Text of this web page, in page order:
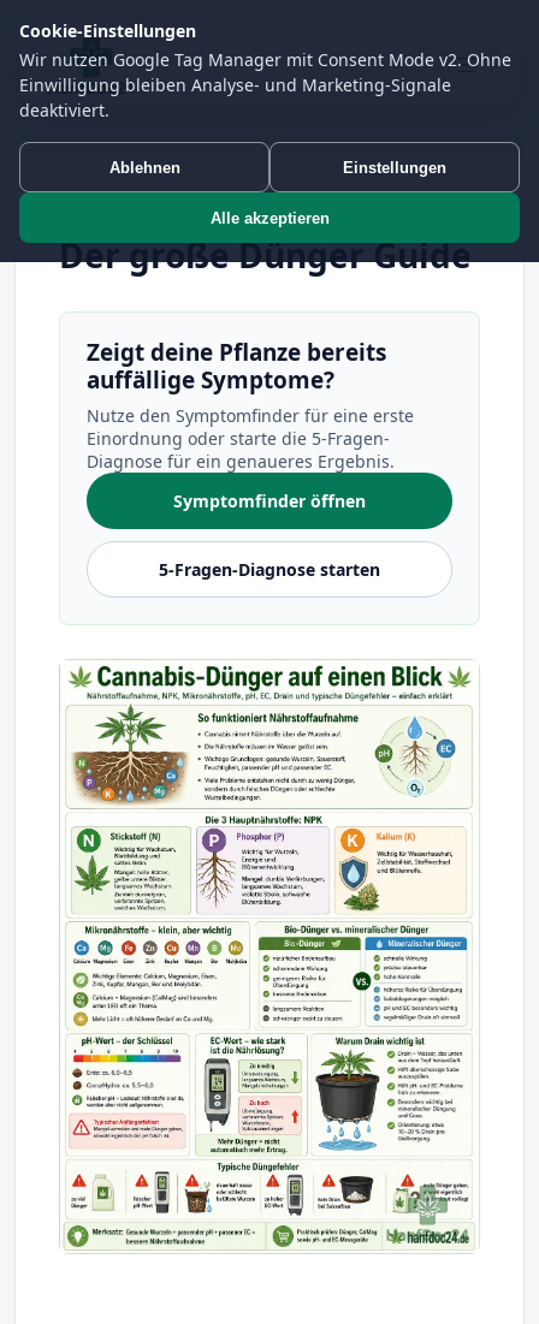
Der große Dünger Guide
Zeigt deine Pflanze bereits
auffällige Symptome?
Nutze den Symptomfinder für eine erste
Einordnung oder starte die 5-Fragen-
Diagnose für ein genaueres Ergebnis.
Symptomfinder öffnen
5-Fragen-Diagnose starten
Cookie-Einstellungen
Wir nutzen Google Tag Manager mit Consent Mode v2. Ohne
Einwilligung bleiben Analyse- und Marketing-Signale
deaktiviert.
Ablehnen Einstellungen
Alle akzeptieren